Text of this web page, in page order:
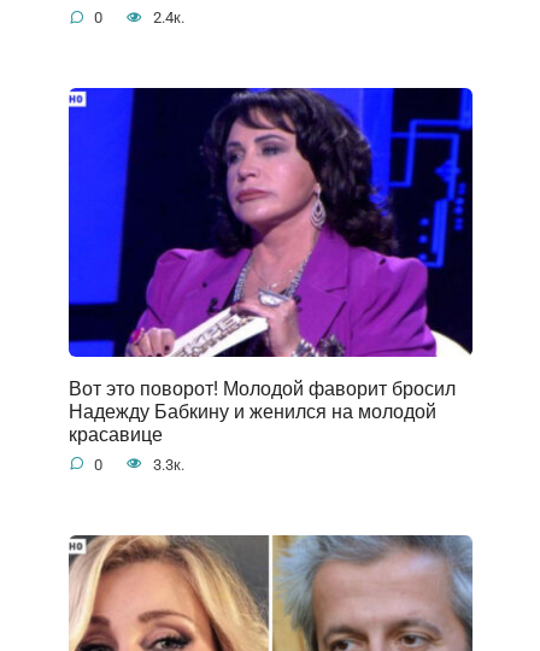
0 2.4к.
Вот это поворот! Молодой фаворит бросил
Надежду Бабкину и женился на молодой
красавице
0 3.3к.